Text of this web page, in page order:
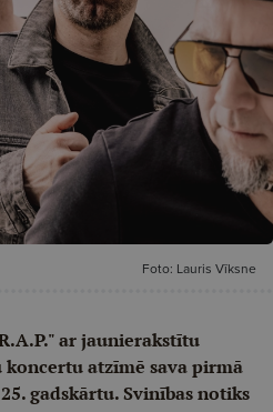
Foto: Lauris Vīksne
ar jaunierakstītu
atzīmē sava pirmā
gadskārtu. Svinības notiks